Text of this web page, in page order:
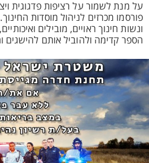
​על מנת לשמור על רציפות פדגוגית
פורסמו מכרזים לניהול מוסדות
ונשות חינוך ראויים, מובילים
הספר קדימה ולהוביל אותם להישגים